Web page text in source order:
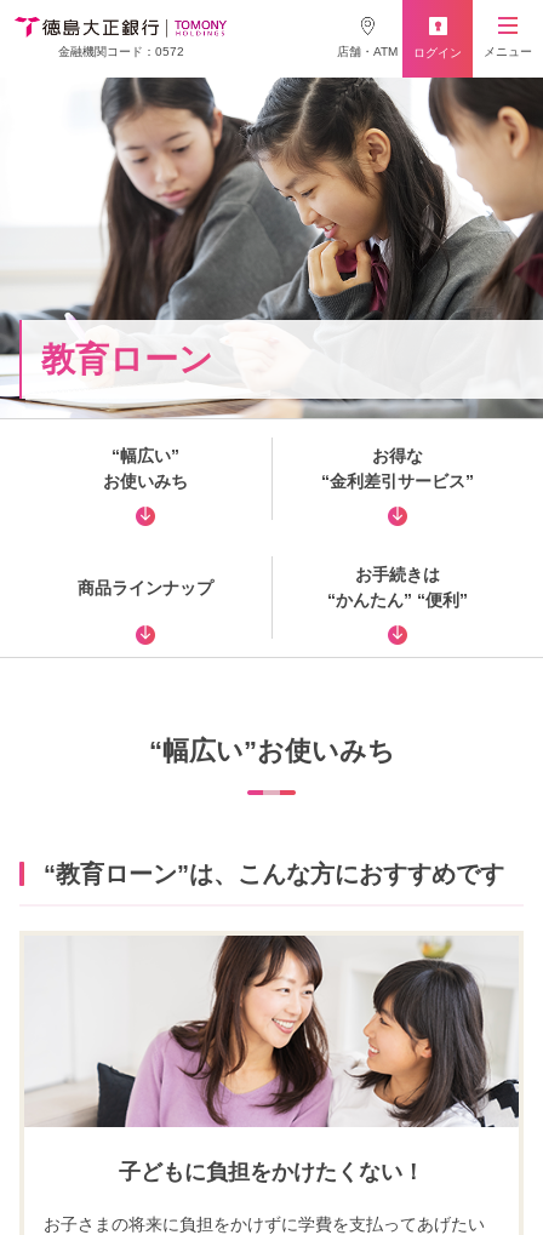
金融機関コード：0572 店舗・ATM ログイン メニュー
教育ローン
“幅広い”
お使いみち
お得な
“金利差引サービス”
商品ラインナップ
お手続きは
“かんたん” “便利”
“幅広い”お使いみち
“教育ローン”は、こんな方におすすめです
子どもに負担をかけたくない！
お子さまの将来に負担をかけずに学費を支払ってあげたい